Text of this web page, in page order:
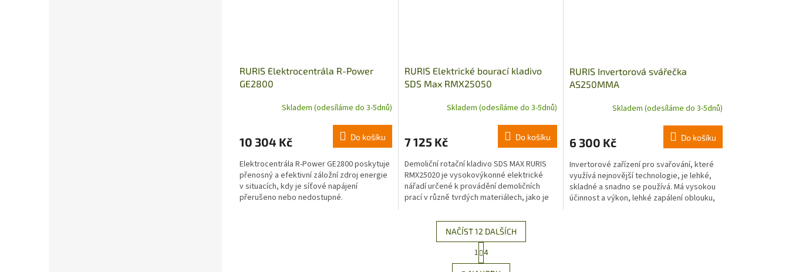
RURIS Elektrocentrála R-Power
GE2800
Skladem (odesíláme do 3-5dnů)
10 304 Kč Do košíku
Elektrocentrála R-Power GE2800 poskytuje
přenosný a efektivní záložní zdroj energie
v situacích, kdy je síťové napájení
přerušeno nebo nedostupné.
RURIS Elektrické bourací kladivo
SDS Max RMX25050
Skladem (odesíláme do 3-5dnů)
7 125 Kč Do košíku
Demoliční rotační kladivo SDS MAX RURIS
RMX25020 je vysokovýkonné elektrické
nářadí určené k provádění demoličních
prací v různě tvrdých materiálech, jako je
RURIS Invertorová svářečka
AS250MMA
Skladem (odesíláme do 3-5dnů)
6 300 Kč Do košíku
Invertorové zařízení pro svařování, které
využívá nejnovější technologie, je lehké,
skladné a snadno se používá. Má vysokou
účinnost a výkon, lehké zapálení oblouku,
O
v
NAČÍST 12 DALŠÍCH
t
r
1 4